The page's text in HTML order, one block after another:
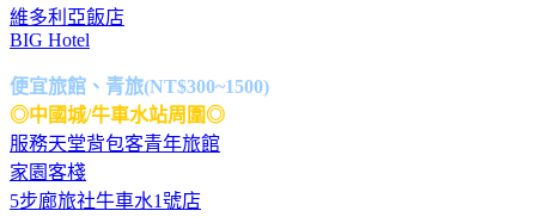
維多利亞飯店
BIG Hotel
便宜旅館、青旅(NT$300~1500)
◎中國城/牛車水站周圍◎
服務天堂背包客青年旅館
家園客棧
5步廊旅社牛車水1號店